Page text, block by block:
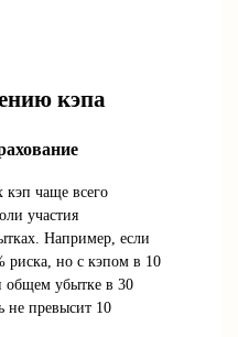
кэпа
кэп чаще всего
участия
Например, если
риска, но с кэпом в 10
общем убытке в 30
не превысит 10